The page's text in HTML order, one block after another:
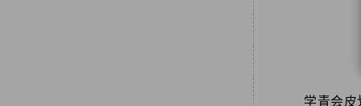
学青会